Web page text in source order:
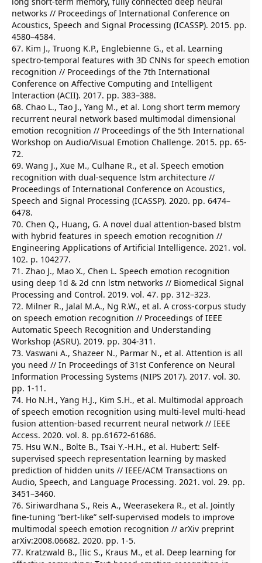
networks // Proceedings of International Conference on
Acoustics, Speech and Signal Processing (ICASSP). 2015. pp.
4580–4584.
67. Kim J., Truong K.P., Englebienne G., et al. Learning
spectro-temporal features with 3D CNNs for speech emotion
recognition // Proceedings of the 7th International
Conference on Affective Computing and Intelligent
Interaction (ACII). 2017. pp. 383–388.
68. Chao L., Tao J., Yang M., et al. Long short term memory
recurrent neural network based multimodal dimensional
emotion recognition // Proceedings of the 5th International
Workshop on Audio/Visual Emotion Challenge. 2015. pp. 65-
72.
69. Wang J., Xue M., Culhane R., et al. Speech emotion
recognition with dual-sequence lstm architecture //
Proceedings of International Conference on Acoustics,
Speech and Signal Processing (ICASSP). 2020. pp. 6474–
6478.
70. Chen Q., Huang, G. A novel dual attention-based blstm
with hybrid features in speech emotion recognition //
Engineering Applications of Artificial Intelligence. 2021. vol.
102. p. 104277.
71. Zhao J., Mao X., Chen L. Speech emotion recognition
using deep 1d & 2d cnn lstm networks // Biomedical Signal
Processing and Control. 2019. vol. 47. pp. 312–323.
72. Milner R., Jalal M.A., Ng R.W., et al. A cross-corpus study
on speech emotion recognition // Proceedings of IEEE
Automatic Speech Recognition and Understanding
Workshop (ASRU). 2019. pp. 304-311.
73. Vaswani A., Shazeer N., Parmar N., et al. Attention is all
you need // In Proceedings of 31st Conference on Neural
Information Processing Systems (NIPS 2017). 2017. vol. 30.
pp. 1-11.
74. Ho N.H., Yang H.J., Kim S.H., et al. Multimodal approach
of speech emotion recognition using multi-level multi-head
fusion attention-based recurrent neural network // IEEE
Access. 2020. vol. 8. pp.61672-61686.
75. Hsu W.N., Bolte B., Tsai Y.-H.H., et al. Hubert: Self-
supervised speech representation learning by masked
prediction of hidden units // IEEE/ACM Transactions on
Audio, Speech, and Language Processing. 2021. vol. 29. pp.
3451–3460.
76. Siriwardhana S., Reis A., Weerasekera R., et al. Jointly
fine-tuning “bert-like” self-supervised models to improve
multimodal speech emotion recognition // arXiv preprint
arXiv:2008.06682. 2020. pp. 1-5.
77. Kratzwald B., Ilic S., Kraus M., et al. Deep learning for